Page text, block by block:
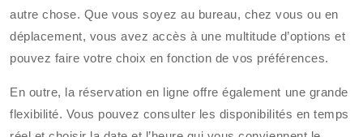
autre chose. Que vous soyez au bureau, chez vous ou en
déplacement, vous avez accès à une multitude d’options et
pouvez faire votre choix en fonction de vos préférences.
En outre, la réservation en ligne offre également une grande
flexibilité. Vous pouvez consulter les disponibilités en temps